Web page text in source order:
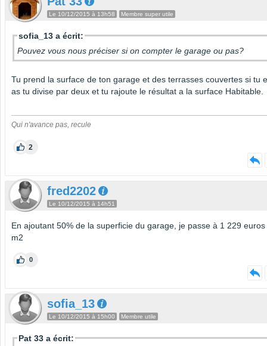
Le 10/12/2015 à 13h58 Membre super utile
sofia_13 a écrit:
Pouvez vous nous préciser si on compter le garage ou pas?
Tu prend la surface de ton garage et des terrasses couvertes si tu
as tu divise par deux et tu rajoute le résultat a la surface Habitable.
Qui n'avance pas, recule
2
fred2202
Le 10/12/2015 à 14h51
En ajoutant 50% de la superficie du garage, je passe à 1 229 euros
m2
0
sofia_13
Le 10/12/2015 à 15h00 Membre utile
Pat 33 a écrit: